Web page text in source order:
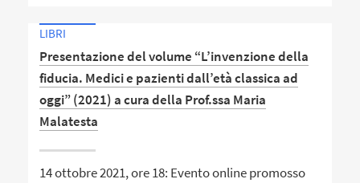
LIBRI
Presentazione del volume “L’invenzione della
fiducia. Medici e pazienti dall’età classica ad
oggi” (2021) a cura della Prof.ssa Maria
Malatesta
14 ottobre 2021, ore 18: Evento online promosso